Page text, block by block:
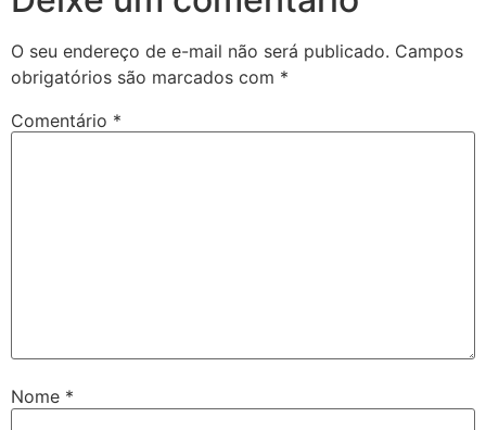
O seu endereço de e-mail não será publicado. Campos
obrigatórios são marcados com *
Comentário *
Nome *